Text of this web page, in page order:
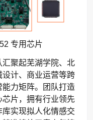
专用芯片
聚起芜湖学院、北
计、商业运营等跨
力矩阵。团队打造
片，拥有行业领先
实现拟人化情感交